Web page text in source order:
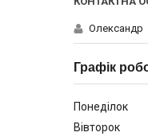
Олександр
Графік
Понеділок
Вівторок